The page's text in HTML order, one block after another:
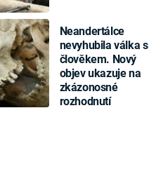
Neandertálce
nevyhubila válka s
člověkem. Nový
objev ukazuje na
zkázonosné
rozhodnutí